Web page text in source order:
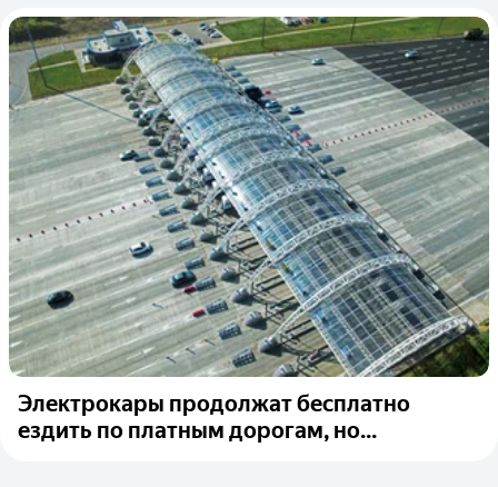
Электрокары продолжат бесплатно
ездить по платным дорогам, но...